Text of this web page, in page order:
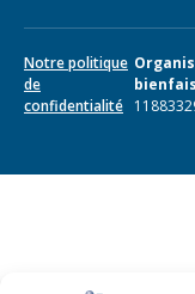
Notre politique
de
confidentialité